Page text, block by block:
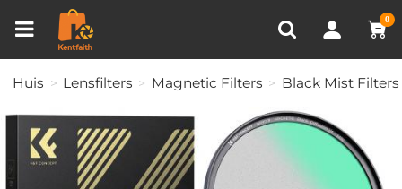
0
RECENT BEKEKEN
Huis Lensfilters Magnetic Filters Black Mist Filters